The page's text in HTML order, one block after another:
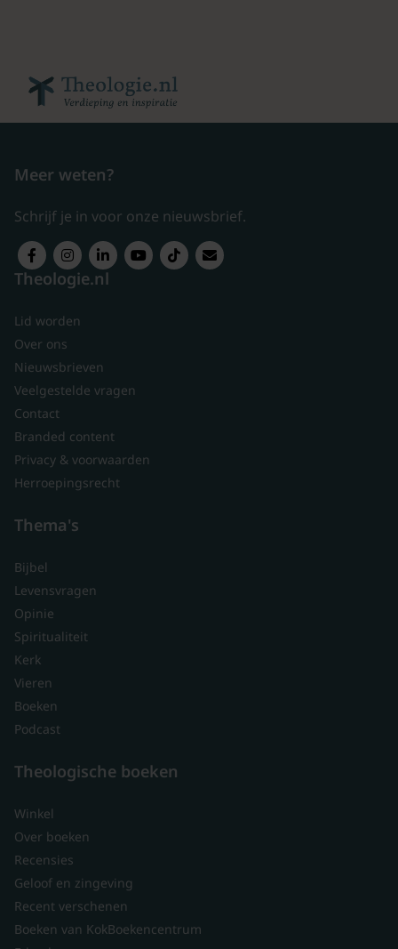
Meer weten?
Schrijf je in voor onze nieuwsbrief.
Theologie.nl
Lid worden
Over ons
Nieuwsbrieven
Veelgestelde vragen
Contact
Branded content
Privacy & voorwaarden
Herroepingsrecht
Thema's
Bijbel
Levensvragen
Opinie
Spiritualiteit
Kerk
Vieren
Boeken
Podcast
Theologische boeken
Winkel
Over boeken
Recensies
Geloof en zingeving
Recent verschenen
Boeken van KokBoekencentrum